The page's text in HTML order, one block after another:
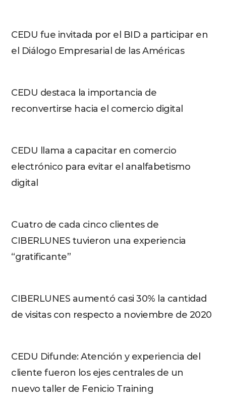
CEDU fue invitada por el BID a participar en
el Diálogo Empresarial de las Américas
CEDU destaca la importancia de
reconvertirse hacia el comercio digital
CEDU llama a capacitar en comercio
electrónico para evitar el analfabetismo
digital
Cuatro de cada cinco clientes de
CIBERLUNES tuvieron una experiencia
“gratificante”
CIBERLUNES aumentó casi 30% la cantidad
de visitas con respecto a noviembre de 2020
CEDU Difunde: Atención y experiencia del
cliente fueron los ejes centrales de un
nuevo taller de Fenicio Training